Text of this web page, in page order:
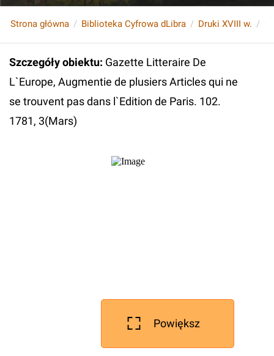
Strona główna Biblioteka Cyfrowa dLibra Druki XVIII w.
Szczegóły obiektu: Gazette Litteraire De
L`Europe, Augmentie de plusiers Articles qui ne
se trouvent pas dans l`Edition de Paris. 102.
1781, 3(Mars)
Powiększ